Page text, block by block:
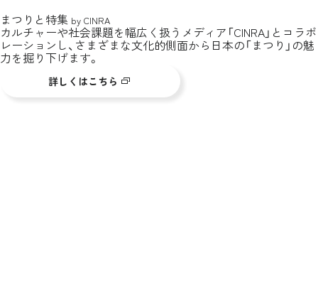
まつりと特集 by CINRA
カルチャーや社会課題を幅広く扱うメディア「CINRA」とコラボ
レーションし、さまざまな文化的側面から日本の「まつり」の魅
力を掘り下げます。
詳しくはこちら